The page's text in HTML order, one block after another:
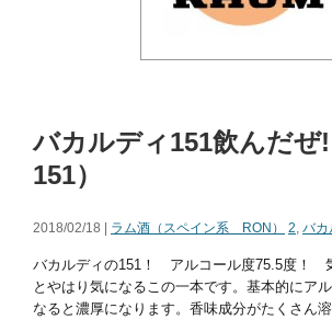
バカルディ151飲んだぜ
151）
2018/02/18 | ラム酒（スペイン系 RON） 2, バカ
バカルディの151！ アルコール度75.5度！
とやはり気になるこの一本です。基本的にア
なると濃厚になります。香味成分がたくさん